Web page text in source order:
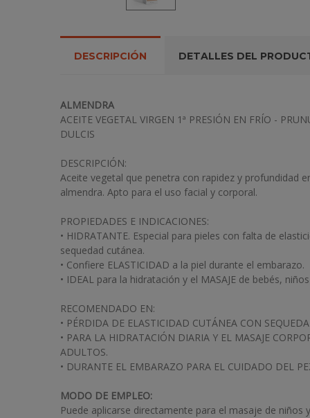
DESCRIPCIÓN DETALLES DEL
ALMENDRA
ACEITE VEGETAL VIRGEN 1ª PRESIÓN EN FRÍO -
DULCIS
DESCRIPCIÓN:
Aceite vegetal que penetra con rapidez y profundidad
almendra. Apto para el uso facial y corporal.
PROPIEDADES E INDICACIONES:
• HIDRATANTE. Especial para pieles con falta de
sequedad cutánea.
• Confiere ELASTICIDAD a la piel durante el embarazo.
• IDEAL para la hidratación y el MASAJE de bebés,
RECOMENDADO EN:
• PÉRDIDA DE ELASTICIDAD CUTÁNEA CON
• PARA LA HIDRATACIÓN DIARIA Y EL MASAJE
ADULTOS.
• DURANTE EL EMBARAZO PARA EL CUIDADO DEL
MODO DE EMPLEO:
Puede aplicarse directamente para el masaje de niños